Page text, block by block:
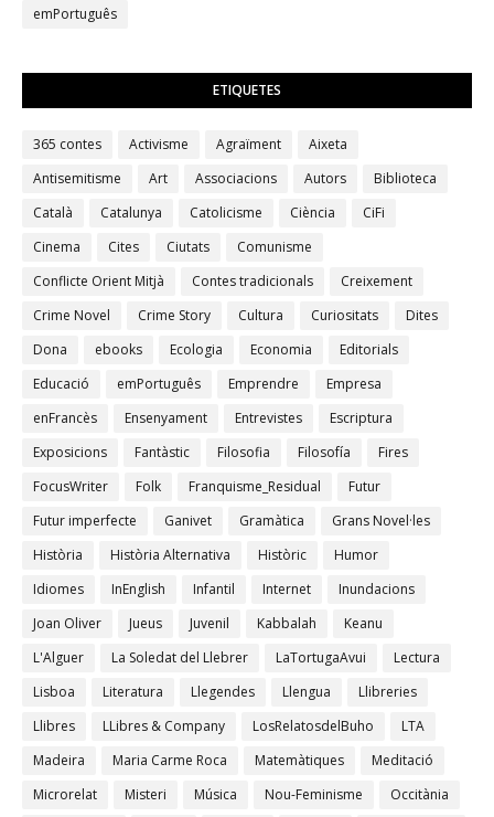
emPortuguês
ETIQUETES
365 contes Activisme Agraïment
Aixeta
Antisemitisme
Art Associacions Autors
Biblioteca
Català
Catalunya Catolicisme Ciència
CiFi
Cinema
Cites Ciutats
Comunisme
Conflicte Orient Mitjà
Contes tradicionals
Creixement
Crime Novel
Crime Story Cultura Curiositats
Dites
Dona
ebooks Ecologia Economia
Editorials
Educació
emPortuguês Emprendre
Empresa
enFrancès
Ensenyament Entrevistes
Escriptura
Exposicions
Fantàstic Filosofia Filosofía
Fires
FocusWriter
Folk Franquisme_Residual
Futur
Futur imperfecte
Ganivet Gramàtica
Grans Novel·les
Història
Història Alternativa Històric
Humor
Idiomes
InEnglish Infantil Internet
Inundacions
Joan Oliver
Jueus Juvenil Kabbalah
Keanu
L'Alguer
La Soledat del Llebrer LaTortugaAvui
Lectura
Lisboa
Literatura Llegendes Llengua
Llibreries
Llibres
LLibres & Company LosRelatosdelBuho
LTA
Madeira
Maria Carme Roca Matemàtiques
Meditació
Microrelat
Misteri Música Nou-Feminisme
Occitània